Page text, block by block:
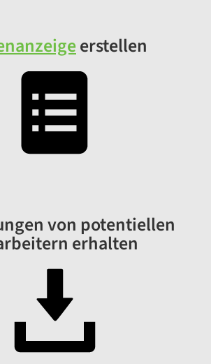
erstellen
von potentiellen
erhalten